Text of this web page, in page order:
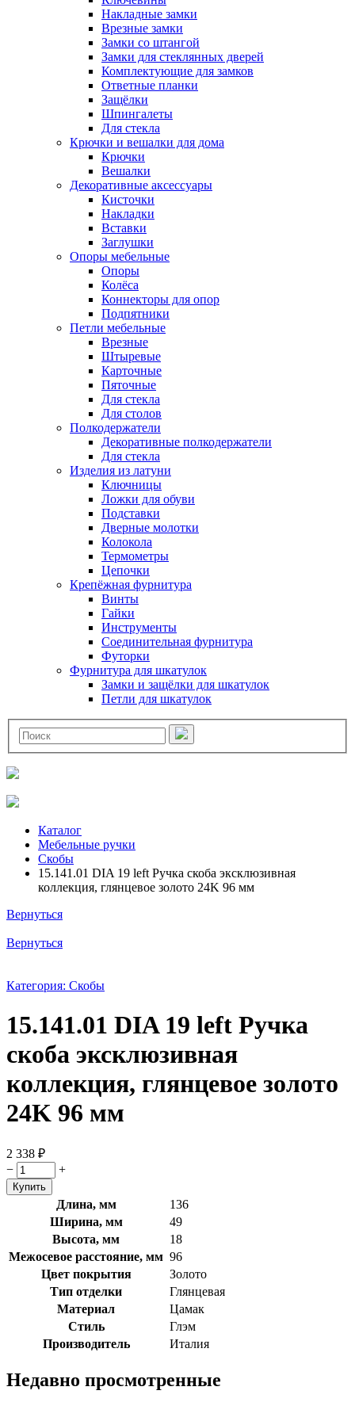
Накладные замки
Врезные замки
Замки со штангой
Замки для стеклянных дверей
Комплектующие для замков
Ответные планки
Защёлки
Шпингалеты
Для стекла
Крючки и вешалки для дома
Крючки
Вешалки
Декоративные аксессуары
Кисточки
Накладки
Вставки
Заглушки
Опоры мебельные
Опоры
Колёса
Коннекторы для опор
Подпятники
Петли мебельные
Врезные
Штыревые
Карточные
Пяточные
Для стекла
Для столов
Полкодержатели
Декоративные полкодержатели
Для стекла
Изделия из латуни
Ключницы
Ложки для обуви
Подставки
Дверные молотки
Колокола
Термометры
Цепочки
Крепёжная фурнитура
Винты
Гайки
Инструменты
Соединительная фурнитура
Футорки
Фурнитура для шкатулок
Замки и защёлки для шкатулок
Петли для шкатулок
Каталог
Мебельные ручки
Скобы
15.141.01 DIA 19 left Ручка скоба эксклюзивная
коллекция, глянцевое золото 24K 96 мм
Вернуться
Вернуться
Категория: Скобы
15.141.01 DIA 19 left Ручка
скоба эксклюзивная
коллекция, глянцевое золото
24K 96 мм
2 338 ₽
−
+
Длина, мм
136
Ширина, мм
49
Высота, мм
18
Межосевое расстояние, мм 96
Цвет покрытия
Золото
Тип отделки
Глянцевая
Материал
Цамак
Стиль
Глэм
Производитель
Италия
Недавно просмотренные